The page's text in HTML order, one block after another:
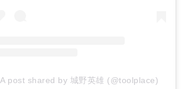
A post shared by 城野英雄 (@toolplace)